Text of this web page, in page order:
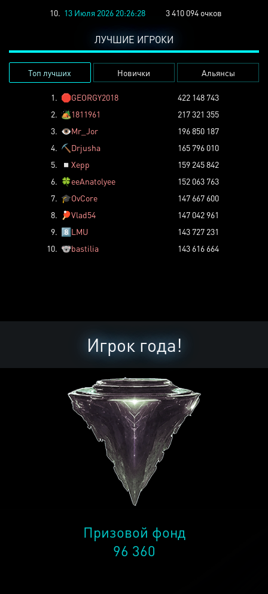
10. 13 Июля 2026 20:26:28 3 410 094 очков
ЛУЧШИЕ ИГРОКИ
Топ лучших Новички Альянсы
1. 🛑GEORGY2018
422 148 743
2. 🏕️1811961
217 321 355
3. 👁️Mr_Jor
196 850 187
4. ⛏️ Drjusha
165 796 010
5.
◽ Xepp
159 245 842
6. 🍀eeAnatolyee
152 063 763
7. 🎓OvCore
147 667 600
8.
🏓Vlad54
147 042 961
9. 8️⃣LMU
143 727 231
10. 🐨bastilia 143 616 664
Игрок года!
Призовой фонд
96 360